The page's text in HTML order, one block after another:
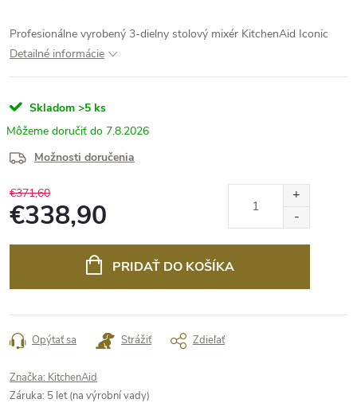
Profesionálne vyrobený 3-dielny stolový mixér KitchenAid Iconic
Detailné informácie
Skladom >5 ks
7.8.2026
Možnosti doručenia
€371,60
€338,90
PRIDAŤ DO KOŠÍKA
Opýtať sa Strážiť Zdieľať
Značka: KitchenAid
Záruka: 5 let (na výrobní vady)